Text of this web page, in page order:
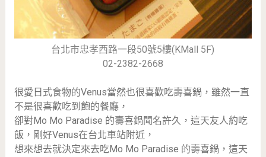
台北市忠孝西路一段50號5樓(KMall 5F)
02-2382-2668
很愛日式食物的Venus當然也很喜歡吃壽喜鍋，雖然一直
不是很喜歡吃到飽的餐廳，
卻對Mo Mo Paradise 的壽喜鍋聞名許久，這天友人約吃
飯，剛好Venus在台北車站附近，
想來想去就決定來去吃Mo Mo Paradise 的壽喜鍋，這天